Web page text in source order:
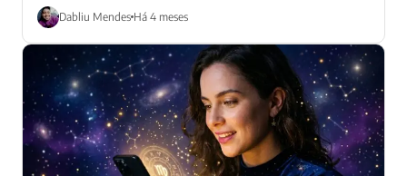
Dabliu Mendes Há 4 meses